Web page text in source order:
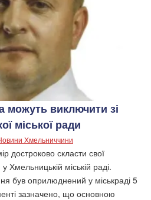
можуть виключити зі
міської ради
Хмельниччини
достроково скласти свої
Хмельницькій міській раді.
був оприлюднений у міськраді 5
зазначено, що основною